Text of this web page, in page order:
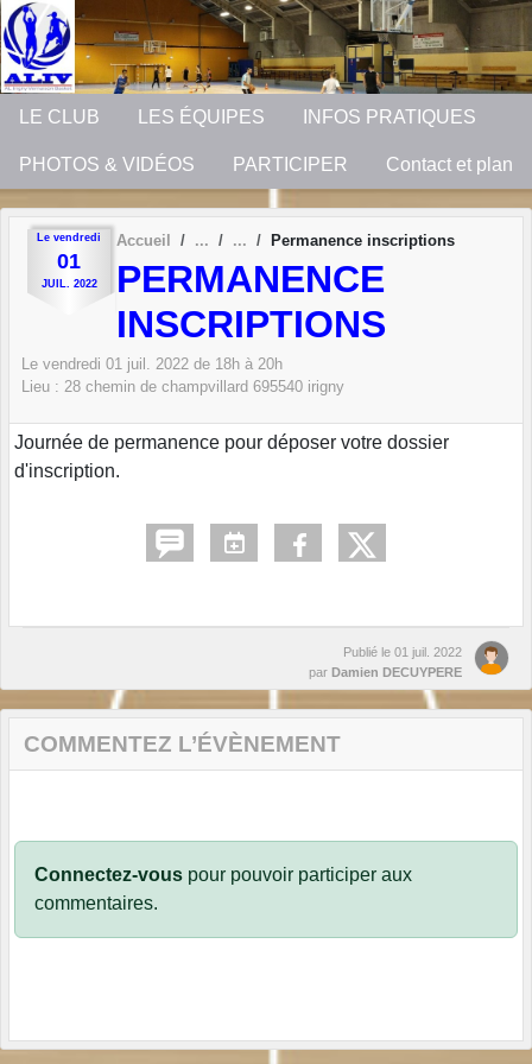
LE CLUB LES ÉQUIPES INFOS PRATIQUES
PHOTOS & VIDÉOS PARTICIPER Contact et plan
Le vendredi
01
JUIL. 2022
Accueil Permanence inscriptions
PERMANENCE
INSCRIPTIONS
Le vendredi 01 juil. 2022 de 18h à 20h
Lieu : 28 chemin de champvillard 695540 irigny
Journée de permanence pour déposer votre dossier
d'inscription.
Publié le 01 juil. 2022
par Damien DECUYPERE
COMMENTEZ L’ÉVÈNEMENT
Connectez-vous pour pouvoir participer aux
commentaires.
Panneau de gestion des cookies